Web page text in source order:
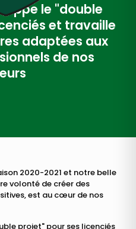
le "double
et travaille
adaptées aux
de nos
2020-2021 et notre belle
volonté de créer des
est au cœur de nos
projet" pour ses licenciés